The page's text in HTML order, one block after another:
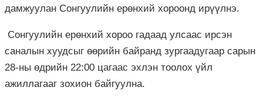
дамжуулан Сонгуулийн ерөнхий хороонд ирүүлнэ.
Сонгуулийн ерөнхий хороо гадаад улсаас ирсэн
саналын хуудсыг өөрийн байранд зургаадугаар сарын
28-ны өдрийн 22:00 цагаас эхлэн тоолох үйл
ажиллагааг зохион байгуулна.